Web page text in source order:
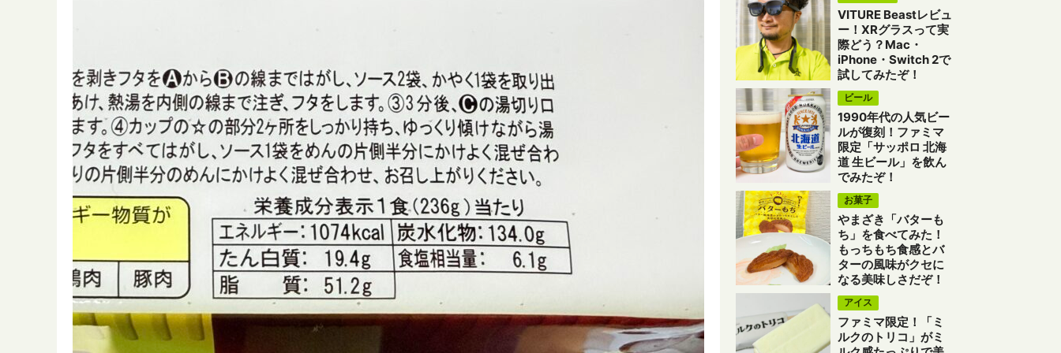
VITURE Beastレビュ
ー！XRグラスって実
際どう？Mac・
iPhone・Switch 2で
試してみたぞ！
ビール
1990年代の人気ビー
ルが復刻！ファミマ
限定「サッポロ 北海
道 生ビール」を飲ん
でみたぞ！
お菓子
やまざき「バターも
ち」を食べてみた！
もっちもち食感とバ
ターの風味がクセに
なる美味しさだぞ！
アイス
ファミマ限定！「ミ
ルクのトリコ」がミ